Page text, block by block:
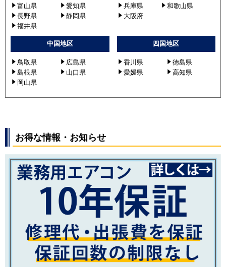
RPI-GP56RSHJ5
RPI-GP56RSH5
RPI-GP56RSHJC3
RPI-GP56RSHC3
RPI-GP56RSH7
RPI-GP56RSHC8
RPI-GP56RSHJC9
RPI-GP56RSHC9
RPI-GP56RSHJ8
RPI-GP56RSH8
RPI-GP56RSHJ9
RPI-GP56RSH9
RPI-GP56RSHJC11
RPI-GP56RSHC11
富山県
愛知県
長野県
静岡県
福井県
兵庫県
和歌山県
大阪府
中国地区
鳥取県
広島県
島根県
山口県
岡山県
四国地区
香川県
徳島県
愛媛県
高知県
お得な情報・お知らせ